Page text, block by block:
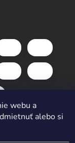
webu a
alebo si